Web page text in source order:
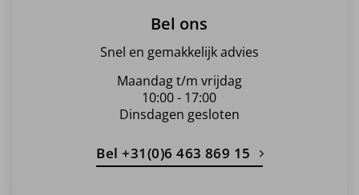
Bel ons
Snel en gemakkelijk advies
Maandag t/m vrijdag
10:00 - 17:00
Dinsdagen gesloten
Bel +31(0)6 463 869 15